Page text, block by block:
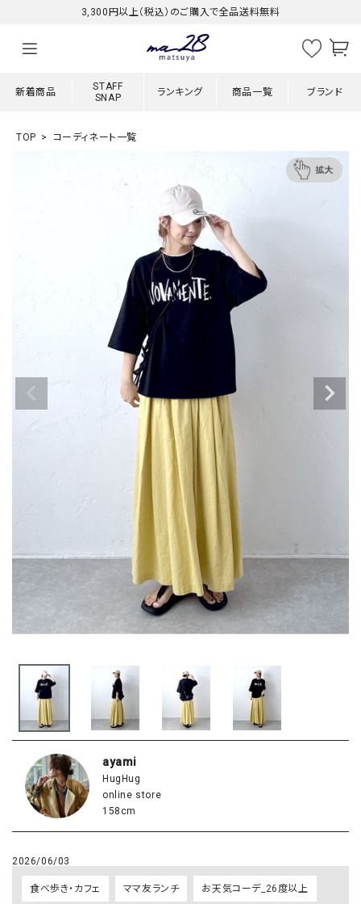
3,300円以上（税込）のご購入で全品送料無料
新着商品
STAFF
SNAP
ランキング 商品一覧 ブランド
TOP コーディネート一覧
ayami
HugHug
online store
158cm
2026/06/03
食べ歩き・カフェ ママ友ランチ お天気コーデ_26度以上